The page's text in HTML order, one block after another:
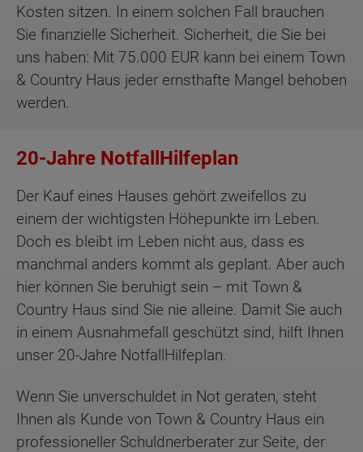
Kosten sitzen. In einem solchen Fall brauchen
Sie finanzielle Sicherheit. Sicherheit, die Sie bei
uns haben: Mit 75.000 EUR kann bei einem Town
& Country Haus jeder ernsthafte Mangel behoben
werden.
20-Jahre NotfallHilfeplan
Der Kauf eines Hauses gehört zweifellos zu
einem der wichtigsten Höhepunkte im Leben.
Doch es bleibt im Leben nicht aus, dass es
manchmal anders kommt als geplant. Aber auch
hier können Sie beruhigt sein – mit Town &
Country Haus sind Sie nie alleine. Damit Sie auch
in einem Ausnahmefall geschützt sind, hilft Ihnen
unser 20-Jahre NotfallHilfeplan.
Wenn Sie unverschuldet in Not geraten, steht
Ihnen als Kunde von Town & Country Haus ein
professioneller Schuldnerberater zur Seite, der